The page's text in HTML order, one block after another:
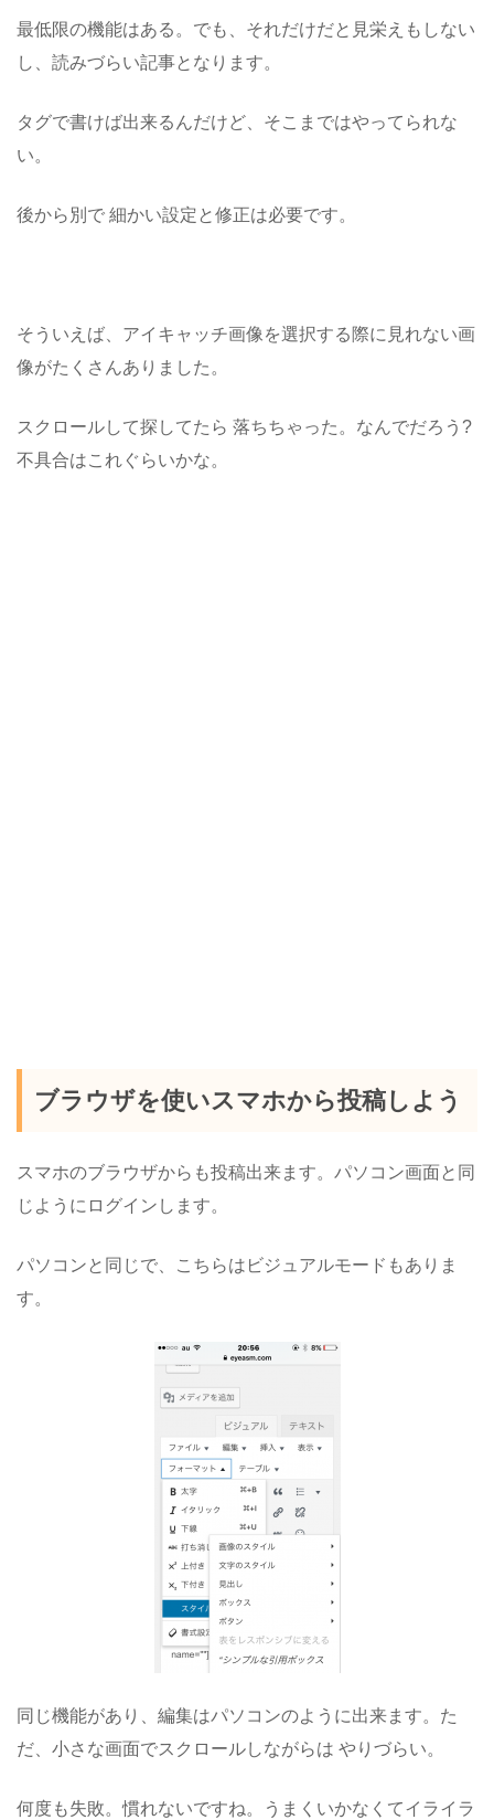
最低限の機能はある。でも、それだけだと見栄えもしない
し、読みづらい記事となります。
タグで書けば出来るんだけど、そこまではやってられな
い。
後から別で 細かい設定と修正は必要です。
そういえば、アイキャッチ画像を選択する際に見れない画
像がたくさんありました。
スクロールして探してたら 落ちちゃった。なんでだろう?
不具合はこれぐらいかな。
ブラウザを使いスマホから投稿しよう
スマホのブラウザからも投稿出来ます。パソコン画面と同
じようにログインします。
パソコンと同じで、こちらはビジュアルモードもありま
す。
同じ機能があり、編集はパソコンのように出来ます。た
だ、小さな画面でスクロールしながらは やりづらい。
何度も失敗。慣れないですね。うまくいかなくてイライラ